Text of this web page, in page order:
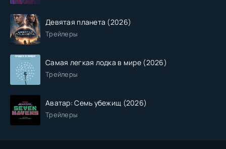
Девятая планета (2026)
Трейлеры
Самая легкая лодка в мире (2026)
Трейлеры
Аватар: Семь убежищ (2026)
Трейлеры